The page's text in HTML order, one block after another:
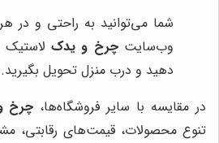
شما می‌توانید به راحتی و در
وب‌سایتچرخ و یدک
دهید و درب منزل تحویل بگیرید.
در مقایسه با سایر فروشگاه‌ها، چرخ
تنوع محصولات، قیمت‌های رقابتی،